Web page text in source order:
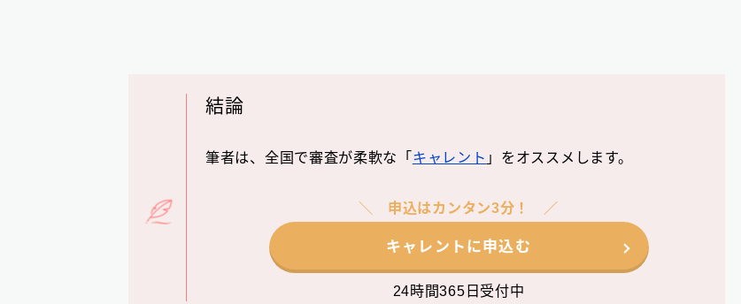
結論
筆者は、全国で審査が柔軟な「キャレント 」をオススメします。
申込はカンタン3分！
キャレントに申込む
24時間365日受付中